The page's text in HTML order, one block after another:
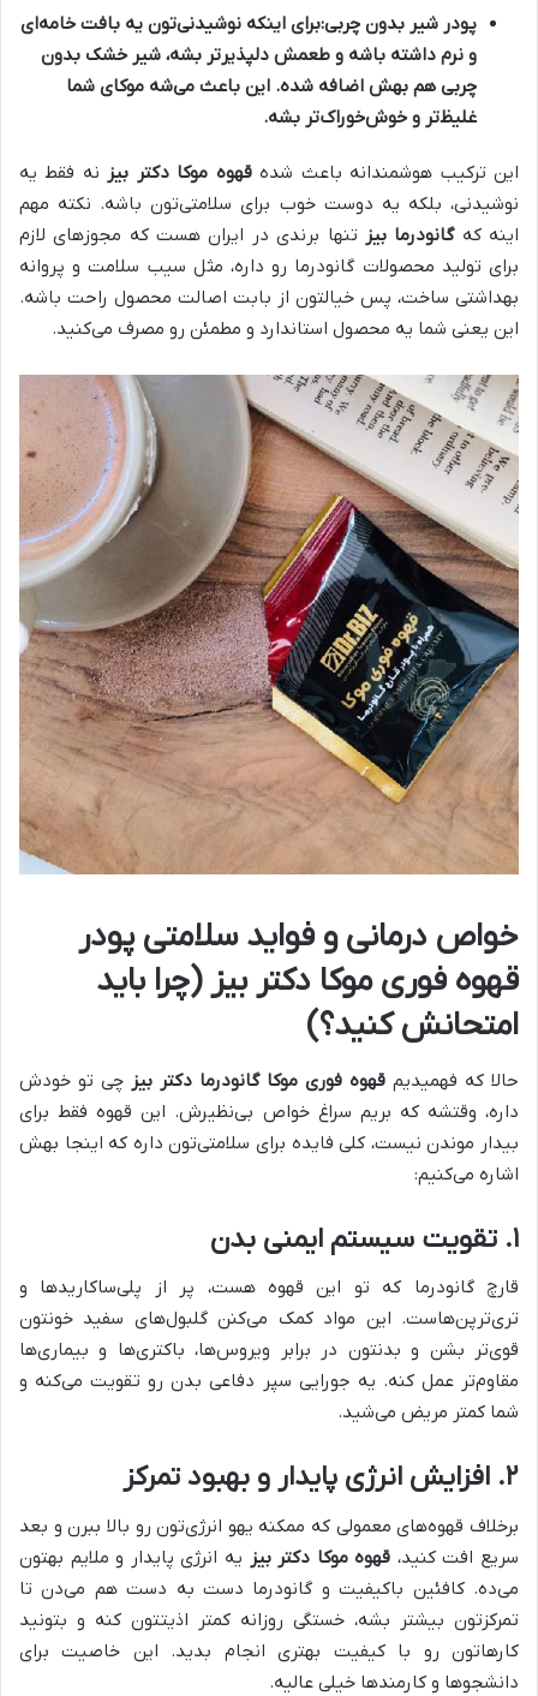
پودر شیر بدون چربی:برای اینکه نوشیدنی‌تون یه بافت خامه‌ای
و نرم داشته باشه و طعمش دلپذیرتر بشه، شیر خشک بدون
چربی هم بهش اضافه شده. این باعث می‌شه موکای شما
غلیظ‌تر و خوش‌خوراک‌تر بشه.
این ترکیب هوشمندانه باعث شدهقهوه موکا دکتر بیز نه فقط یه
نوشیدنی، بلکه یه دوست خوب برای سلامتی‌تون باشه. نکته مهم
اینه کهگانودرما بیز تنها برندی در ایران هست که مجوزهای لازم
برای تولید محصولات گانودرما رو داره، مثل سیب سلامت و پروانه
بهداشتی ساخت، پس خیالتون از بابت اصالت محصول راحت باشه.
این یعنی شما یه محصول استاندارد و مطمئن رو مصرف می‌کنید.
خواص درمانی و فواید سلامتی پودر
قهوه فوری موکا دکتر بیز (چرا باید
امتحانش کنید؟)
حالا که فهمیدیم قهوه فوری موکا گانودرما دکتر بیز چی تو خودش
داره، وقتشه که بریم سراغ خواص بی‌نظیرش. این قهوه فقط برای
بیدار موندن نیست، کلی فایده برای سلامتی‌تون داره که اینجا بهش
اشاره می‌کنیم:
۱. تقویت سیستم ایمنی بدن
قارچ گانودرما که تو این قهوه هست، پر از پلی‌ساکاریدها و
تری‌ترپن‌هاست. این مواد کمک می‌کنن گلبول‌های سفید خونتون
قوی‌تر بشن و بدنتون در برابر ویروس‌ها، باکتری‌ها و بیماری‌ها
مقاوم‌تر عمل کنه. یه جورایی سپر دفاعی بدن رو تقویت می‌کنه و
شما کمتر مریض می‌شید.
۲. افزایش انرژی پایدار و بهبود تمرکز
برخلاف قهوه‌های معمولی که ممکنه یهو انرژی‌تون رو بالا ببرن و بعد
سریع افت کنید، قهوه موکا دکتر بیز یه انرژی پایدار و ملایم بهتون
می‌ده. کافئین باکیفیت و گانودرما دست به دست هم می‌دن تا
تمرکزتون بیشتر بشه، خستگی روزانه کمتر اذیتتون کنه و بتونید
کارهاتون رو با کیفیت بهتری انجام بدید. این خاصیت برای
دانشجوها و کارمندها خیلی عالیه.